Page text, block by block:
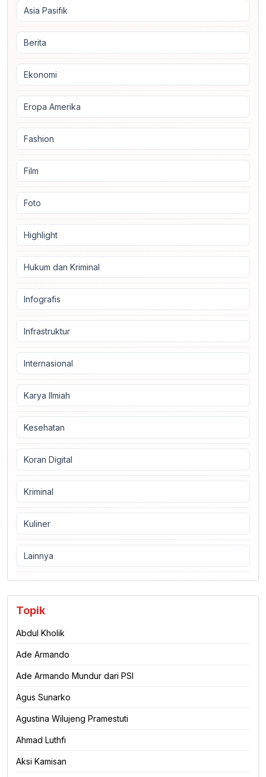
Asia Pasifik
Berita
Ekonomi
Eropa Amerika
Fashion
Film
Foto
Highlight
Hukum dan Kriminal
Infografis
Infrastruktur
Internasional
Karya Ilmiah
Kesehatan
Koran Digital
Kriminal
Kuliner
Lainnya
Topik
Abdul Kholik
Ade Armando
Ade Armando Mundur dari PSI
Agus Sunarko
Agustina Wilujeng Pramestuti
Ahmad Luthfi
Aksi Kamisan